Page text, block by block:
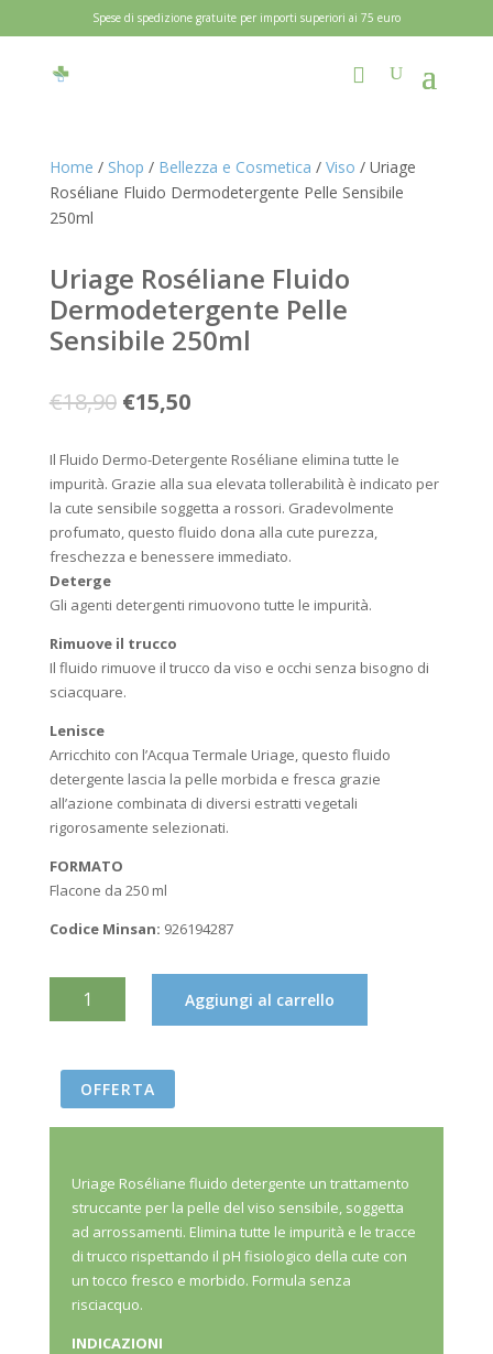
Spese di spedizione gratuite per importi superiori ai 75 euro
Home / Shop / Bellezza e Cosmetica / Viso / Uriage
Roséliane Fluido Dermodetergente Pelle Sensibile
250ml
Uriage Roséliane Fluido
Dermodetergente Pelle
Sensibile 250ml
€18,90 Il
originale
era:
€18,90.
€15,50Il
attuale
è:
€15,50.
Il Fluido Dermo-Detergente Roséliane elimina tutte le
impurità. Grazie alla sua elevata tollerabilità è indicato per
la cute sensibile soggetta a rossori. Gradevolmente
profumato, questo fluido dona alla cute purezza,
freschezza e benessere immediato.
Deterge
Gli agenti detergenti rimuovono tutte le impurità.
Rimuove il trucco
Il fluido rimuove il trucco da viso e occhi senza bisogno di
sciacquare.
Lenisce
Arricchito con l’Acqua Termale Uriage, questo fluido
detergente lascia la pelle morbida e fresca grazie
all’azione combinata di diversi estratti vegetali
rigorosamente selezionati.
FORMATO
Flacone da 250 ml
Codice Minsan: 926194287
URIAGE
DERMODETERGENTE
PELLE
Aggiungi al carrello
OFFERTA
Uriage Roséliane fluido detergente un trattamento
struccante per la pelle del viso sensibile, soggetta
ad arrossamenti. Elimina tutte le impurità e le tracce
di trucco rispettando il pH fisiologico della cute con
un tocco fresco e morbido. Formula senza
risciacquo.
INDICAZIONI